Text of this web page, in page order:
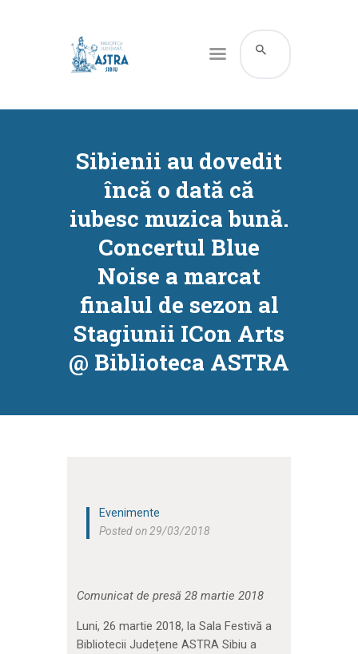
Sibienii au dovedit
încă o dată că
iubesc muzica bună.
Concertul Blue
Noise a marcat
finalul de sezon al
Stagiunii ICon Arts
@ Biblioteca ASTRA
CATALOG ONLINE
RESURSE
SERVICII
INFORMAȚII UTILE
BLOG
CONTACT
CONTUL MEU
Evenimente
Posted on 29/03/2018
Comunicat de presă 28 martie 2018
Luni, 26 martie 2018, la Sala Festivă a
Bibliotecii Județene ASTRA Sibiu a